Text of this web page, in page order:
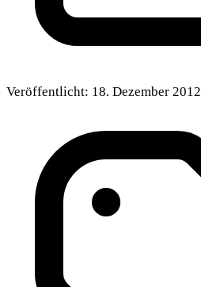
Veröffentlicht: 18. Dezember 2012